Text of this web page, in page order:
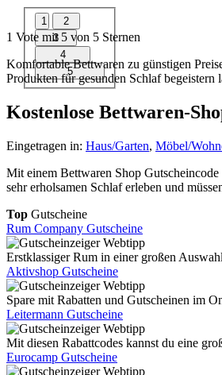
1 Vote mit 5 von 5 Sternen
Komfortable Bettwaren zu günstigen
Produkten für gesunden Schlaf
Kostenlose Bettwaren-
Eingetragen in: Haus/Garten, Möbel/
Mit einem Bettwaren Shop
sehr erholsamen Schlaf erleben und
Top Gutscheine
Rum Company Gutscheine
Erstklassiger Rum in einer großen
Aktivshop Gutscheine
Spare mit Rabatten und Gutscheinen im
Leitermann Gutscheine
Mit diesen Rabattcodes kannst du eine
Eurocamp Gutscheine